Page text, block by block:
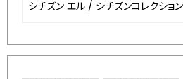
シチズン エル / シチズンコレクション